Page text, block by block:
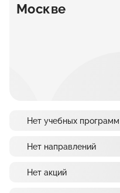
Москве
Нет учебных программ
Нет направлений
Нет акций